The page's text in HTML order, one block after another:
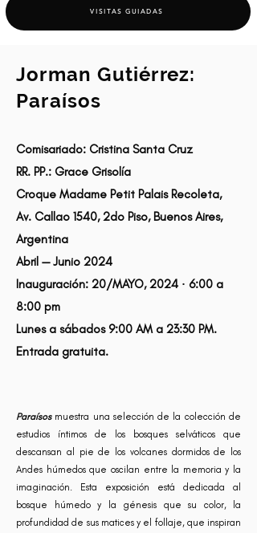
VISITAS GUIADAS
Jorman Gutiérrez:
Paraísos
Comisariado: Cristina Santa Cruz
RR. PP.: Grace Grisolía
Croque Madame Petit Palais Recoleta,
Av. Callao 1540, 2do Piso, Buenos Aires,
Argentina
Abril — Junio 2024
Inauguración: 20/MAYO, 2024 · 6:00 a
8:00 pm
Lunes a sábados 9:00 AM a 23:30 PM.
Entrada gratuita.
Paraísos muestra una selección de la colección de
estudios íntimos de los bosques selváticos que
descansan al pie de los volcanes dormidos de los
Andes húmedos que oscilan entre la memoria y la
imaginación. Esta exposición está dedicada al
bosque húmedo y la génesis que su color, la
profundidad de sus matices y el follaje, que inspiran